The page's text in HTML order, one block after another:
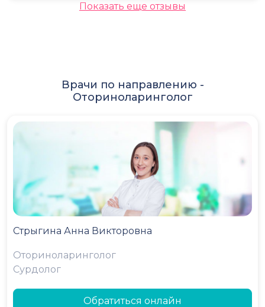
Показать еще отзывы
Врачи по направлению -
Оториноларинголог
Стрыгина Анна Викторовна
Оториноларинголог
Сурдолог
Обратиться онлайн